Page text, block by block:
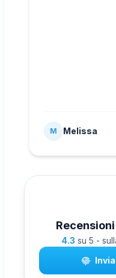
M Melissa
4.3 su 5 -